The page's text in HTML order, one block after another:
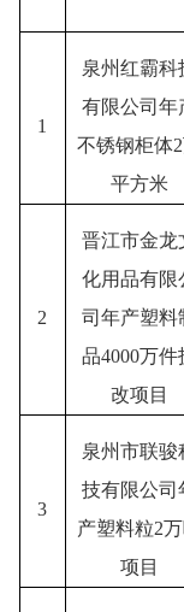
1
泉州红霸科
有限公司年
不锈钢柜体
平方米
2
晋江市金龙
化用品有限
司年产塑料
品4000万件
改项目
3
泉州市联骏
技有限公司
产塑料粒2
项目